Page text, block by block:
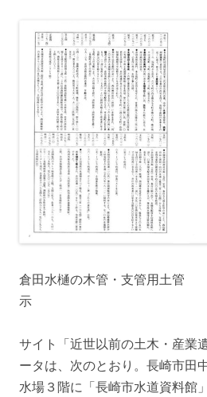
倉田水樋の木管・支管用土管
示
サイト「近世以前の土木・産業
ータは、次のとおり。長崎市田
水場３階に「長崎市水道資料館